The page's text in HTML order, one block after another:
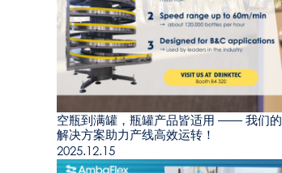
空瓶到满罐，瓶罐产品皆适用 —— 我们的
解决方案助力产线高效运转！
2025.12.15